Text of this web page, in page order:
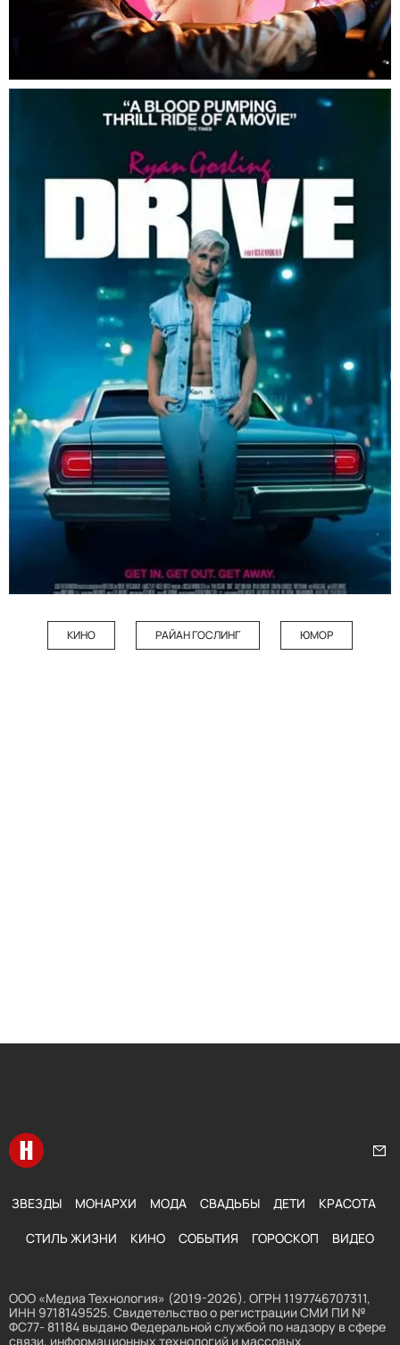
КИНО РАЙАН ГОСЛИНГ ЮМОР
Перейти на главную
ЗВЕЗДЫ МОНАРХИ МОДА СВАДЬБЫ ДЕТИ КРАСОТА
СТИЛЬ ЖИЗНИ КИНО СОБЫТИЯ ГОРОСКОП ВИДЕО
ООО «Медиа Технология» (2019-2026). ОГРН 1197746707311,
ИНН 9718149525. Свидетельство о регистрации СМИ ПИ №
ФС77- 81184 выдано Федеральной службой по надзору в сфере
связи, информационных технологий и массовых